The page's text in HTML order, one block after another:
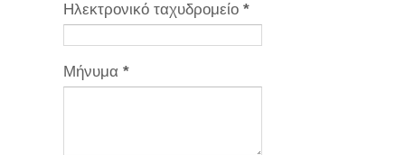
Ηλεκτρονικό ταχυδρομείο *
Μήνυμα *